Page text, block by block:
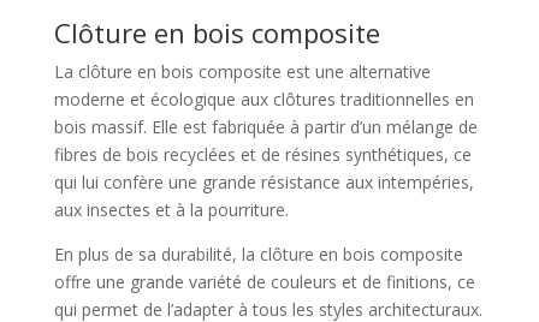
Clôture en bois composite
La clôture en bois composite est une alternative
moderne et écologique aux clôtures traditionnelles en
bois massif. Elle est fabriquée à partir d’un mélange de
fibres de bois recyclées et de résines synthétiques, ce
qui lui confère une grande résistance aux intempéries,
aux insectes et à la pourriture.
En plus de sa durabilité, la clôture en bois composite
offre une grande variété de couleurs et de finitions, ce
qui permet de l’adapter à tous les styles architecturaux.